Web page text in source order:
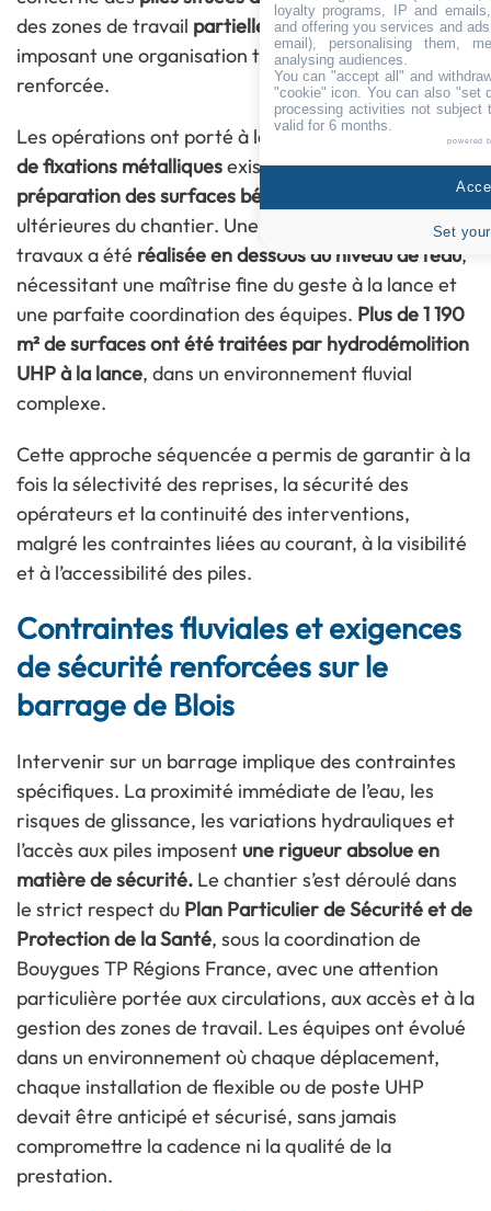
des zones de travail partiellement immergées,
imposant une organisation technique et sécuritaire
renforcée.
Les opérations ont porté à la fois sur le dégagement
de fixations métalliquesexistantes et sur la
préparation des surfaces béton
, en vue des phases
ultérieures du chantier. Une partie significative des
travaux a été réalisée en dessous du niveau de l’eau,
nécessitant une maîtrise fine du geste à la lance et
une parfaite coordination des équipes. Plus de 1 190
m² de surfaces ont été traitées par hydrodémolition
UHP à la lance, dans un environnement fluvial
complexe.
Cette approche séquencée a permis de garantir à la
fois la sélectivité des reprises, la sécurité des
opérateurs et la continuité des interventions,
malgré les contraintes liées au courant, à la visibilité
et à l’accessibilité des piles.
Contraintes fluviales et exigences
de sécurité renforcées sur le
barrage de Blois
Intervenir sur un barrage implique des contraintes
spécifiques. La proximité immédiate de l’eau, les
risques de glissance, les variations hydrauliques et
l’accès aux piles imposent une rigueur absolue en
matière de sécurité. Le chantier s’est déroulé dans
le strict respect du Plan Particulier de Sécurité et de
Protection de la Santé, sous la coordination de
Bouygues TP Régions France, avec une attention
particulière portée aux circulations, aux accès et à la
gestion des zones de travail. Les équipes ont évolué
dans un environnement où chaque déplacement,
chaque installation de flexible ou de poste UHP
devait être anticipé et sécurisé, sans jamais
compromettre la cadence ni la qualité de la
prestation.
loyalty programs, IP and
and offering you services and
email), personalising them,
analysing audiences.
You can "accept all" and
"cookie" icon . You can also "set
processing activities not subject
valid for 6 months.
powered
Set